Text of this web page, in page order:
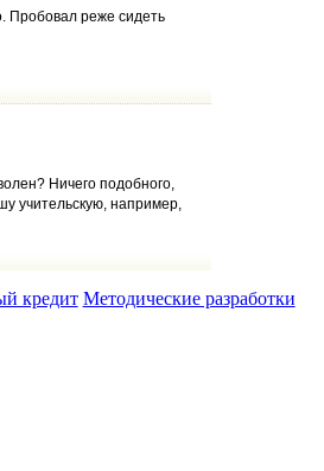
Пробовал реже сидеть
Ничего подобного,
учительскую, например,
кредит Методические разработки